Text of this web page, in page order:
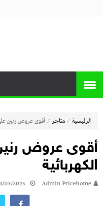
الرئيسية ⁄ متاجر ⁄ أقوى عروض رنين على
أقوى عروض
الكهربائية
Admin Pricehome
03/2025